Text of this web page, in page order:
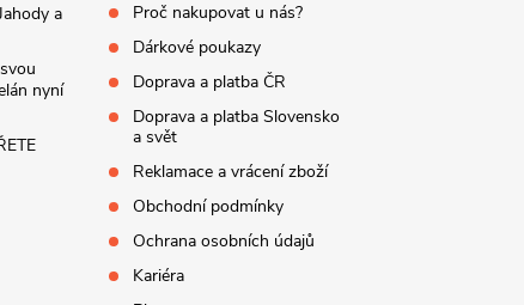
a
nyní
Proč nakupovat u nás?
Dárkové poukazy
Doprava a platba ČR
Doprava a platba Slovensko
a svět
Reklamace a vrácení zboží
Obchodní podmínky
Ochrana osobních údajů
Kariéra